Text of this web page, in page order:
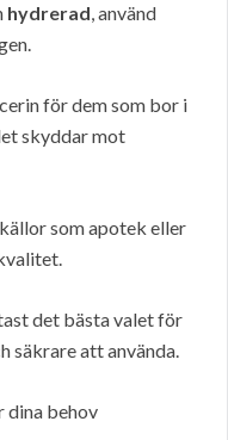
hydrerad, använd
för dem som bor i
skyddar mot
som apotek eller
det bästa valet för
säkrare att använda.
dina behov